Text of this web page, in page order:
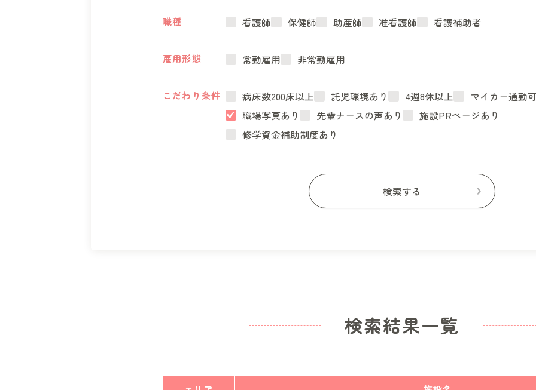
職種 看護師 保健師 助産師 准看護師 看護補助者
雇用形態 常勤雇用 非常勤雇用
こだわり条件 病床数200床以上 託児環境あり 4週8休以上
マイカー通勤
職場写真あり
先輩ナースの声あり
施設PRページあり
修学資金補助制度あり
検索結果一覧